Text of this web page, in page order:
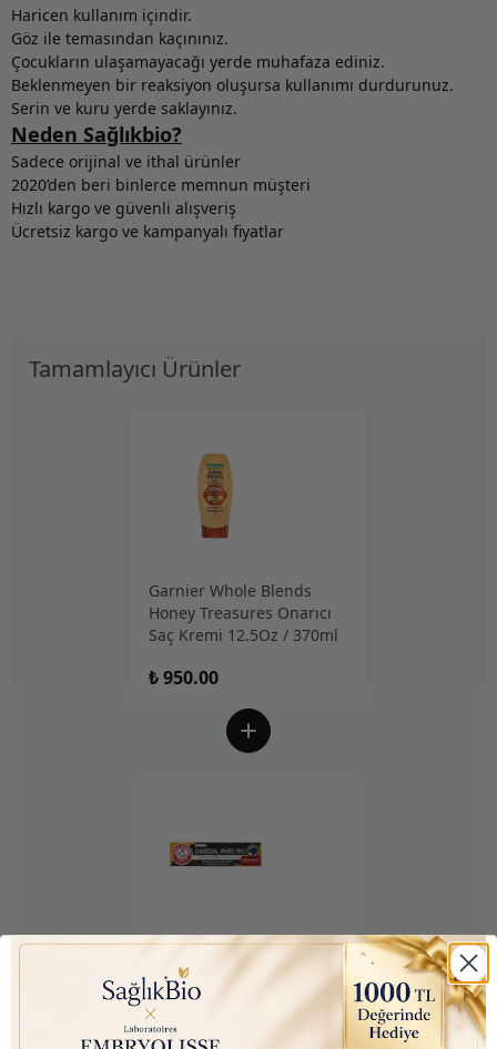
Haricen kullanım içindir.
Göz ile temasından kaçınınız.
Çocukların ulaşamayacağı yerde muhafaza ediniz.
Beklenmeyen bir reaksiyon oluşursa kullanımı durdurunuz.
Serin ve kuru yerde saklayınız.
Neden Sağlıkbio?
Sadece orijinal ve ithal ürünler
2020’den beri binlerce memnun müşteri
Hızlı kargo ve güvenli alışveriş
Ücretsiz kargo ve kampanyalı fiyatlar
Tamamlayıcı Ürünler
Garnier Whole Blends
Honey Treasures Onarıcı
Saç Kremi 12.5Oz / 370ml
₺ 950.00
Arm & Hammer Charcoal
White (Kömür Beyazı) Diş
Macunu 75ml